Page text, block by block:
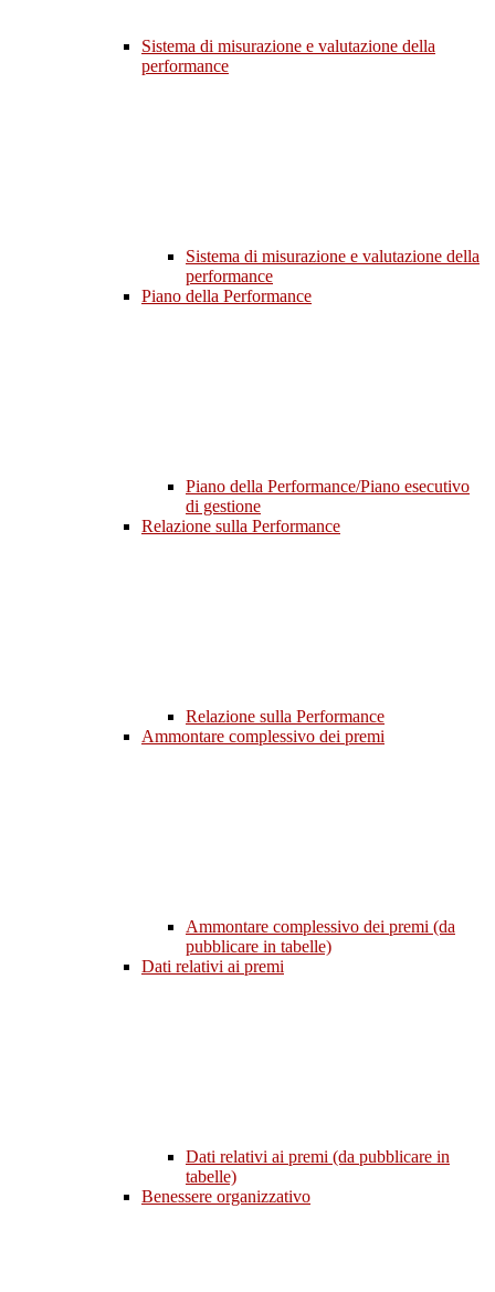
Sistema di misurazione e valutazione della
performance
Sistema di misurazione e valutazione della
performance
Piano della Performance
Piano della Performance/Piano esecutivo
di gestione
Relazione sulla Performance
Relazione sulla Performance
Ammontare complessivo dei premi
Ammontare complessivo dei premi (da
pubblicare in tabelle)
Dati relativi ai premi
Dati relativi ai premi (da pubblicare in
tabelle)
Benessere organizzativo